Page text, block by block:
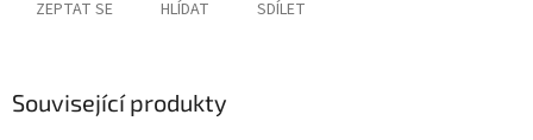
ZEPTAT SE HLÍDAT SDÍLET
Související produkty